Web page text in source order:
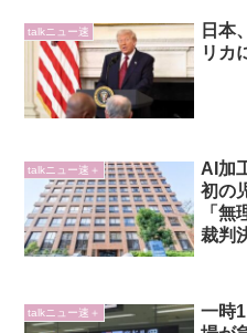
talkニュー速
日本
リカ
talkニュー速＋
AI加
初の
「
裁判
talkニュー速＋
一時